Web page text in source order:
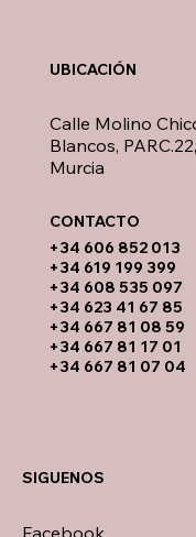
​+34 606 852 013
+34 619 199 399
​+34 608 535 097
+34 623 41 67 85
+34 667 81 08 59
+34 667 81 17 01
+34 667 81 07 04
Calle Molino
Blancos,
Murcia
UBICACIÓN
CONTACTO​
SIGUENOS
Facebook